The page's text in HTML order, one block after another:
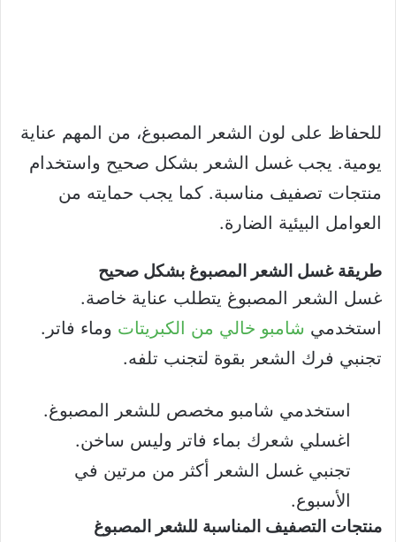
للحفاظ على لون الشعر المصبوغ، من المهم عناية
يومية. يجب غسل الشعر بشكل صحيح واستخدام
منتجات تصفيف مناسبة. كما يجب حمايته من
العوامل البيئية الضارة.
طريقة غسل الشعر المصبوغ بشكل صحيح
غسل الشعر المصبوغ يتطلب عناية خاصة.
استخدمي شامبو خالي من الكبريتات وماء فاتر.
تجنبي فرك الشعر بقوة لتجنب تلفه.
استخدمي شامبو مخصص للشعر المصبوغ.
اغسلي شعرك بماء فاتر وليس ساخن.
تجنبي غسل الشعر أكثر من مرتين في
الأسبوع.
منتجات التصفيف المناسبة للشعر المصبوغ